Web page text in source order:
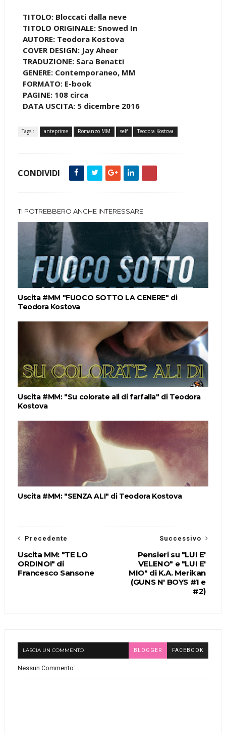
TITOLO: Bloccati dalla neve
TITOLO ORIGINALE: Snowed In
AUTORE: Teodora Kostova
COVER DESIGN: Jay Aheer
TRADUZIONE: Sara Benatti
GENERE: Contemporaneo, MM
FORMATO: E-book
PAGINE: 108 circa
DATA USCITA: 5 dicembre 2016
Tags : anteprime Romanzo MM self Teodora Kostova
CONDIVIDI
TI POTREBBERO ANCHE INTERESSARE
Uscita #MM "FUOCO SOTTO LA CENERE" di
Teodora Kostova
Uscita #MM: "Su colorate ali di farfalla" di Teodora
Kostova
Uscita #MM: "SENZA ALI" di Teodora Kostova
Successivo
Pensieri su "LUI E'
VELENO" e "LUI E'
MIO" di K.A. Merikan
(GUNS N' BOYS #1 e
#2)
Precedente
Uscita MM: "TE LO
ORDINO!" di
Francesco Sansone
LASCIA UN COMMENTO BLOGGER FACEBOOK
Nessun Commento: